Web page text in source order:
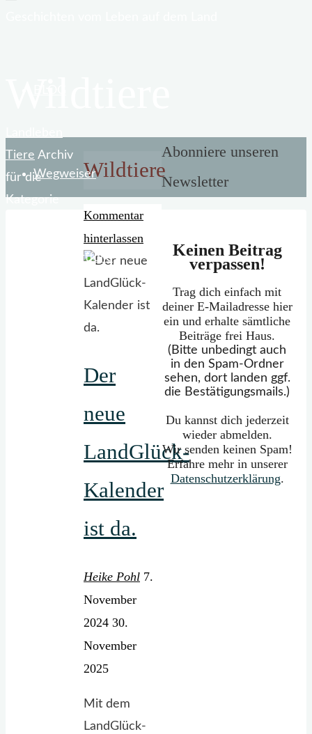
Wegweiser
Mein Portfolio
Tiere Archiv
für die
Kategorie
Wildtiere
Kommentar
hinterlassen
Der
neue
LandGlück-
Kalender
ist da.
Heike Pohl 7.
November
2024 30.
November
2025
Mit dem
LandGlück-
Abonniere unseren
Newsletter
Keinen Beitrag
verpassen!
Trag dich einfach mit
deiner E-Mailadresse hier
ein und erhalte sämtliche
Beiträge frei Haus.
(Bitte unbedingt auch
in den Spam-Ordner
sehen, dort landen ggf.
die Bestätigungsmails.)
Du kannst dich jederzeit
wieder abmelden.
Wir senden keinen Spam!
Erfahre mehr in unserer
Datenschutzerklärung.